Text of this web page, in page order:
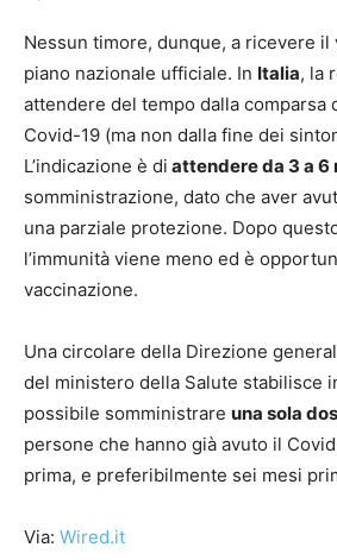
Nessun timore, dunque, a ricevere il
piano nazionale ufficiale. In Italia, la
attendere del tempo dalla comparsa
Covid-19 (ma non dalla fine dei
L’indicazione è di attendere da 3 a 6
somministrazione, dato che aver
una parziale protezione. Dopo
l’immunità viene meno ed è
vaccinazione.
Una circolare della Direzione
del ministero della Salute stabilisce
possibile somministrare una sola
persone che hanno già avuto il
prima, e preferibilmente sei mesi
Via: Wired.it